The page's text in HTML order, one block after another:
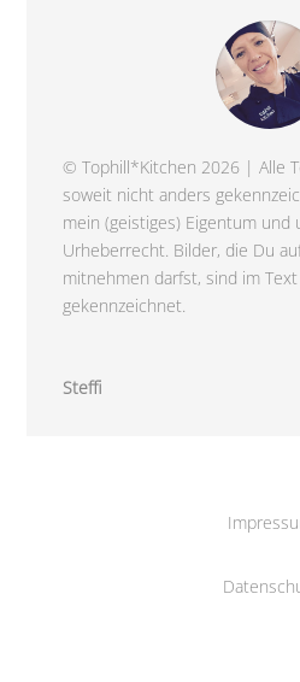
© Tophill*Kitchen 2026 | Alle
soweit nicht anders
mein (geistiges) Eigentum und
Urheberrecht. Bilder, die Du
mitnehmen darfst, sind im
gekennzeichnet.
Steffi